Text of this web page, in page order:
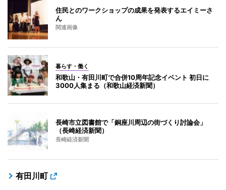
住民とのワークショップの成果を発表するエイミーさ
ん
関連画像
暮らす・働く
和歌山・有田川町で合併10周年記念イベント 初日に
3000人集まる（和歌山経済新聞）
長崎市立図書館で「銅座川周辺の街づくり討論会」
（長崎経済新聞）
長崎経済新聞
有田川町